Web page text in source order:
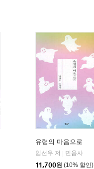
유령의 마음으로
임선우 저
민음사
11,700원 (10% 할인)